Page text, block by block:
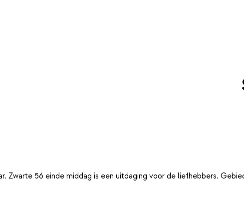
Zwarte 56 einde middag is een uitdaging voor de liefhebbers.